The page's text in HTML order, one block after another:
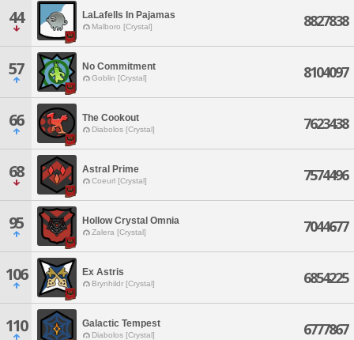
44 LaLafells In Pajamas
Malboro [Crystal] 8827838
57 No Commitment
Goblin [Crystal] 8104097
66 The Cookout
Diabolos [Crystal] 7623438
68 Astral Prime
Coeurl [Crystal] 7574496
95 Hollow Crystal Omnia
Zalera [Crystal] 7044677
106 Ex Astris
Brynhildr [Crystal] 6854225
110 Galactic Tempest
Diabolos [Crystal] 6777867